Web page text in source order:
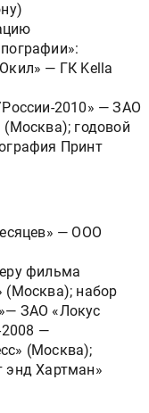
— ГК Kella
2010» — ЗАО
годовой
Принт
— ООО
фильма
(Москва); набор
ЗАО «Локус
—
(Москва);
энд Хартман»